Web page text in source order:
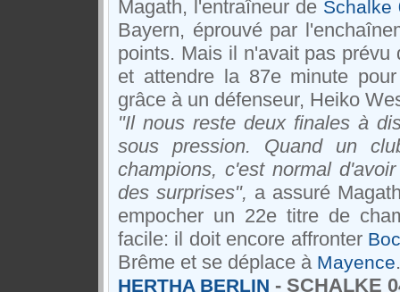
Magath, l'entraîneur de Schalke
Bayern, éprouvé par
points. Mais il n'avait pas
et attendre la 87e minute
grâce à un défenseur, Heiko
"Il nous reste deux finales à
sous pression. Quand un
champions, c'est normal
des surprises", a assuré
empocher un 22e titre de
facile: il doit encore affronter
Brême et se déplace à Mayence.
HERTHA BERLIN - SCHALKE